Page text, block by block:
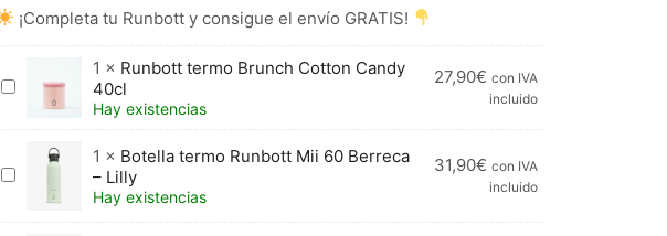
¡Completa tu Runbott y consigue el envío GRATIS!
Runbott
termo
Brunch
Cotton
Candy
1 × Runbott termo Brunch Cotton Candy
40cl
Hay existencias
27,90€ con IVA
incluido
Botella
Runbott
1 × Botella termo Runbott Mii 60 Berreca
– Lilly
Hay existencias
31,90€ con IVA
incluido